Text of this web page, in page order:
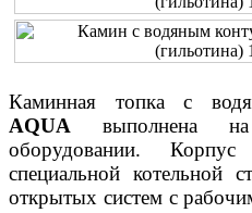
Каминная топка с
АQUA выполнена на
оборудовании.
специальной котельной
открытых систем с